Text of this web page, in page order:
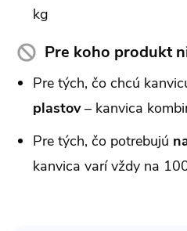
kg
Pre koho produkt
Pre tých, čo chcú
plastov– kanvica
Pre tých, čo potrebujú
kanvica varí vždy na